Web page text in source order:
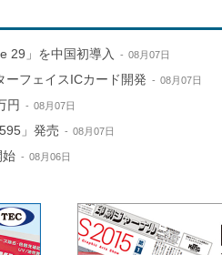
29」を中国初導入 08月07日
ーフェイスICカード開発 08月07日
円 08月07日
」発売 08月07日
始 08月06日